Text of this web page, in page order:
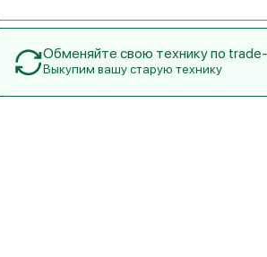
Обменяйте свою технику по
Выкупим вашу старую технику